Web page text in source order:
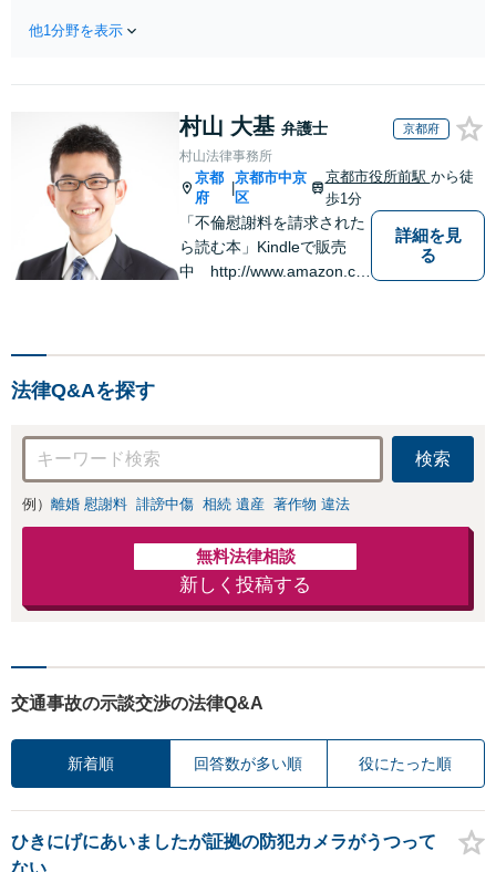
アドバイスやサポ
ートも【完全個
可】【本通駅5分】
はまずご相談くだ
任意整理・個人再
インに基づく債務
整理手続等の流れ
をご説明し、より
良い解決を目指し
ます。
他1分野を表示
村山 大基 弁護士 京都府
村山法律事務所
京都
府
|
京都市中京
区
京都市役所前駅 から徒
歩1分
「不倫慰謝料を請求された
ら読む本」Kindleで販売
中 http://www.amazon.co.
詳細を見
る
法律Q&Aを探す
検索
例） 離婚 慰謝料 誹謗中傷 相続 遺産 著作物 違法
無料法律相談
新しく投稿する
交通事故の示談交渉の法律Q&A
新着順 回答数が多い順 役にたった順
ひきにげにあいましたが証拠の防犯カメラがうつって
ない